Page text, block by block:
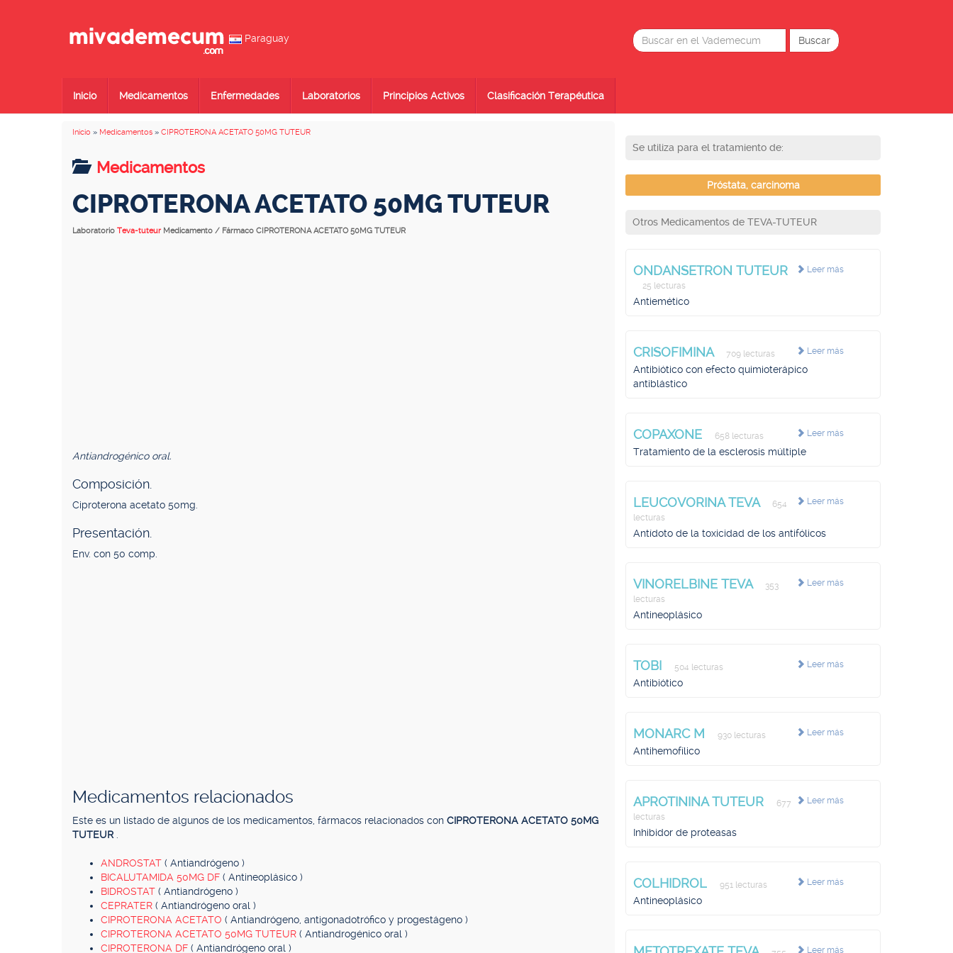
Paraguay
Inicio Medicamentos Enfermedades Laboratorios Principios Activos Clasificación Terapéutica
Inicio » Medicamentos » CIPROTERONA ACETATO 50MG TUTEUR
Medicamentos
CIPROTERONA ACETATO 50MG TUTEUR
Laboratorio Teva-tuteur Medicamento / Fármaco CIPROTERONA ACETATO 50MG TUTEUR
Antiandrogénico oral.
Composición.
Ciproterona acetato 50mg.
Presentación.
Env. con 50 comp.
Medicamentos relacionados
Este es un listado de algunos de los medicamentos, fármacos relacionados con CIPROTERONA ACETATO 50MG
TUTEUR
ANDROSTAT ( Antiandrógeno )
BICALUTAMIDA 50MG DF ( Antineoplásico )
BIDROSTAT ( Antiandrógeno )
CEPRATER ( Antiandrógeno oral )
CIPROTERONA ACETATO ( Antiandrógeno, antigonadotrófico y progestágeno )
CIPROTERONA ACETATO 50MG TUTEUR ( Antiandrogénico oral )
CIPROTERONA DF ( Antiandrógeno oral )
Se utiliza para el tratamiento de:
Próstata, carcinoma
Otros Medicamentos de TEVA-TUTEUR
Leer más
ONDANSETRON TUTEUR
25 lecturas
Antiemético
Leer más
CRISOFIMINA 709 lecturas
Antibiótico con efecto quimioterápico
antiblástico
Leer más
COPAXONE 658 lecturas
Tratamiento de la esclerosis múltiple
Leer más
LEUCOVORINA TEVA
654
lecturas
Antídoto de la toxicidad de los antifólicos
Leer más
VINORELBINE TEVA
353
lecturas
Antineoplásico
Leer más
TOBI 504 lecturas
Antibiótico
Leer más
MONARC M 930 lecturas
Antihemofílico
Leer más
APROTININA TUTEUR
677
lecturas
Inhibidor de proteasas
Leer más
COLHIDROL 951 lecturas
Antineoplásico
Leer más